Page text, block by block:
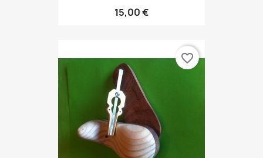
15,00 €
favorite_border